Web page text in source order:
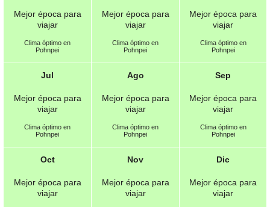
Mejor época para
viajar
Clima óptimo en
Pohnpei
Mejor época para
viajar
Clima óptimo en
Pohnpei
Mejor época para
viajar
Clima óptimo en
Pohnpei
Jul
Mejor época para
viajar
Clima óptimo en
Pohnpei
Ago
Mejor época para
viajar
Clima óptimo en
Pohnpei
Sep
Mejor época para
viajar
Clima óptimo en
Pohnpei
Oct
Mejor época para
viajar
Nov
Mejor época para
viajar
Dic
Mejor época para
viajar